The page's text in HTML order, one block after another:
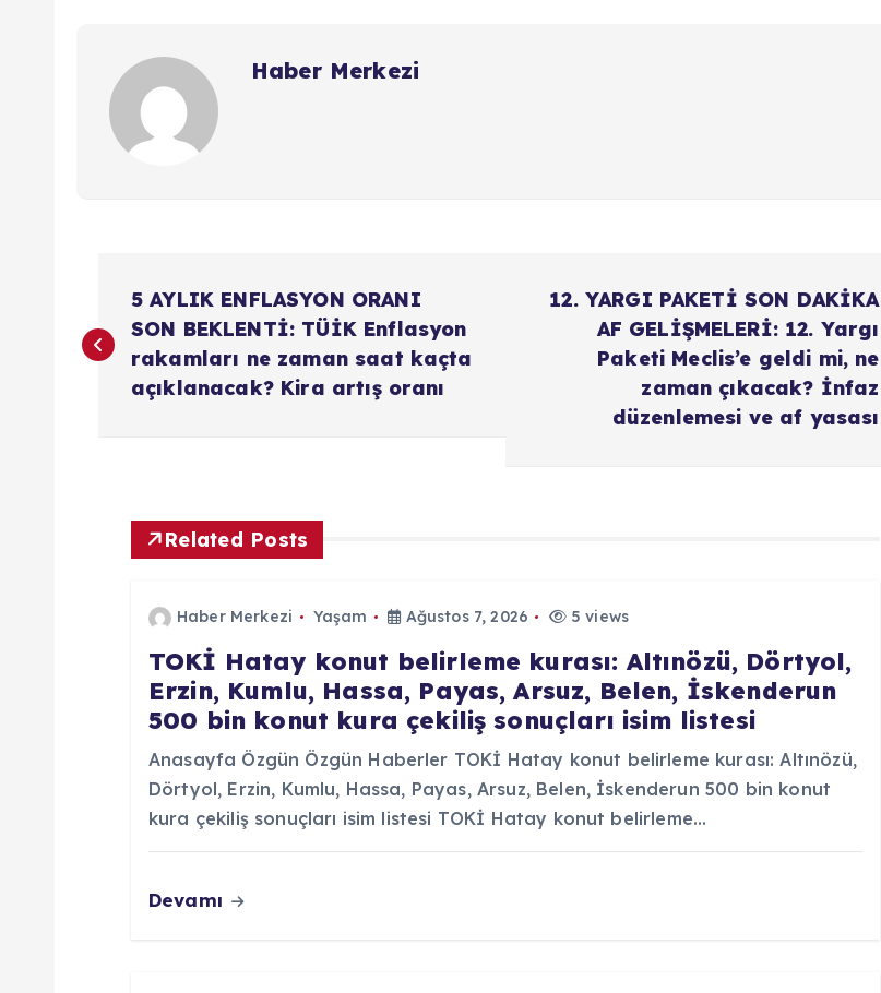
Haber Merkezi
a
5 AYLIK ENFLASYON ORANI
SON BEKLENTİ: TÜİK Enflasyon
rakamları ne zaman saat kaçta
açıklanacak? Kira artış oranı
12. YARGI PAKETİ SON DAKİKA
AF GELİŞMELERİ: 12. Yargı
Paketi Meclis’e geldi mi, ne
zaman çıkacak? İnfaz
düzenlemesi ve af yasası
Related Posts
Haber Merkezi Yaşam Ağustos 7, 2026 5 views
TOKİ Hatay konut belirleme kurası: Altınözü, Dörtyol,
Erzin, Kumlu, Hassa, Payas, Arsuz, Belen, İskenderun
500 bin konut kura çekiliş sonuçları isim listesi
Anasayfa Özgün Özgün Haberler TOKİ Hatay konut belirleme kurası: Altınözü,
Dörtyol, Erzin, Kumlu, Hassa, Payas, Arsuz, Belen, İskenderun 500 bin konut
kura çekiliş sonuçları isim listesi TOKİ Hatay konut belirleme…
Devamı